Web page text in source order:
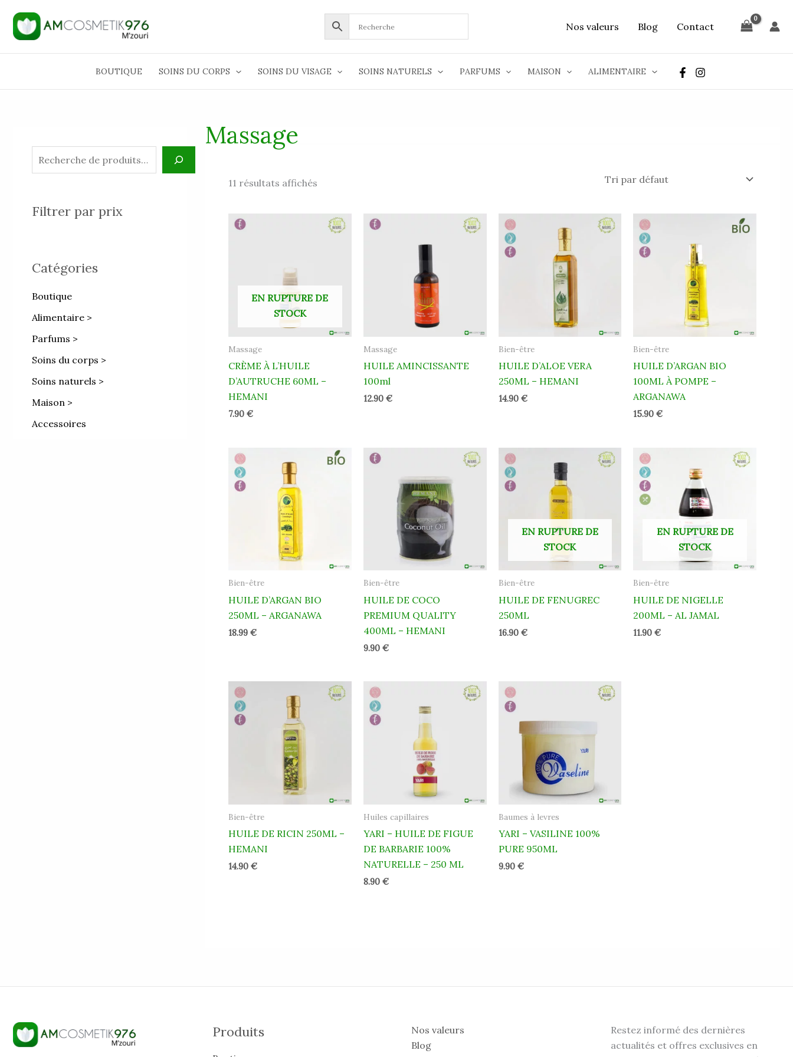
contenu
Nos valeurs Blog Contact
BOUTIQUE SOINS DU CORPS SOINS DU VISAGE SOINS NATURELS PARFUMS MAISON ALIMENTAIRE
e
Filtrer par prix
Catégories
Boutique
Alimentaire >
Parfums >
Soins du corps >
Soins naturels >
Maison >
Accessoires
Massage
11 résultats affichés
EN RUPTURE DE
STOCK
Massage
CRÈME À L’HUILE
D’AUTRUCHE 60ML –
HEMANI
7.90 €
Massage
HUILE AMINCISSANTE
100ml
12.90 €
Bien-être
HUILE D’ALOE VERA
250ML – HEMANI
14.90 €
Bien-être
HUILE D’ARGAN BIO
100ML À POMPE –
ARGANAWA
15.90€
Bien-être
HUILE D’ARGAN BIO
250ML – ARGANAWA
18.99 €
Bien-être
HUILE DE COCO
PREMIUM QUALITY
400ML – HEMANI
9.90 €
EN RUPTURE DE
STOCK
Bien-être
HUILE DE FENUGREC
250ML
16.90 €
EN RUPTURE DE
STOCK
Bien-être
HUILE DE NIGELLE
200ML – AL JAMAL
11.90€
Bien-être
HUILE DE RICIN 250ML –
HEMANI
14.90 €
Huiles capillaires
YARI – HUILE DE FIGUE
DE BARBARIE 100%
NATURELLE – 250 ML
8.90 €
Baumes à levres
YARI – VASILINE 100%
PURE 950ML
9.90 €
Produits
Nos valeurs
Blog
Restez informé des dernières
actualités et offres exclusives en